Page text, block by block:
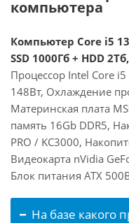
компьютера
Компьютер Core i5
SSD 1000Гб + HDD
Процессор Intel Core
148Вт, Охлаждение
Материнская плата
память 16Gb DDR5,
PRO / KC3000,
Видеокарта nVidia
Блок питания ATX
На базе какого